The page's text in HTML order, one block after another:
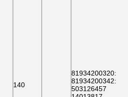
140
81934200320:
81934200342:
503126457